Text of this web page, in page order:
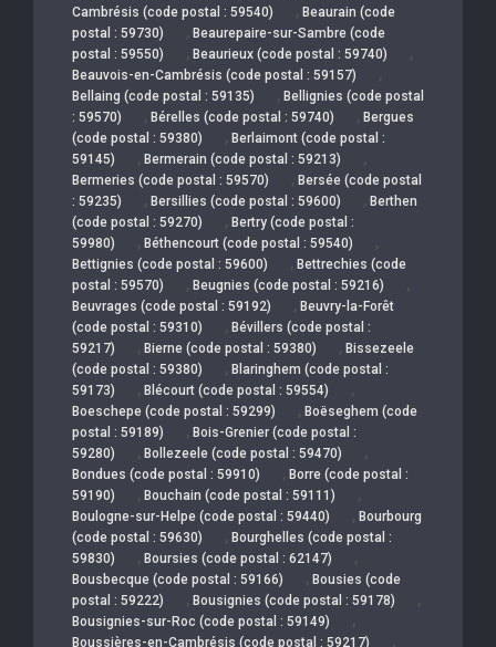
Cambrésis (code postal : 59540)
, Beaurain (code
postal : 59730)
, Beaurepaire-sur-Sambre (code
postal : 59550)
, Beaurieux (code postal : 59740) ,
Beauvois-en-Cambrésis (code postal : 59157) ,
Bellaing (code postal : 59135) , Bellignies (code postal
: 59570)
, Bérelles (code postal : 59740) , Bergues
(code postal : 59380)
, Berlaimont (code postal :
59145)
, Bermerain (code postal : 59213) ,
Bermeries (code postal : 59570) , Bersée (code postal
: 59235)
, Bersillies (code postal : 59600) , Berthen
(code postal : 59270)
, Bertry (code postal :
59980)
, Béthencourt (code postal : 59540) ,
Bettignies (code postal : 59600) , Bettrechies (code
postal : 59570)
, Beugnies (code postal : 59216) ,
Beuvrages (code postal : 59192) , Beuvry-la-Forêt
(code postal : 59310)
, Bévillers (code postal :
59217)
, Bierne (code postal : 59380) , Bissezeele
(code postal : 59380)
, Blaringhem (code postal :
59173)
, Blécourt (code postal : 59554) ,
Boeschepe (code postal : 59299) , Boëseghem (code
postal : 59189)
, Bois-Grenier (code postal :
59280)
, Bollezeele (code postal : 59470) ,
Bondues (code postal : 59910) , Borre (code postal :
59190)
, Bouchain (code postal : 59111) ,
Boulogne-sur-Helpe (code postal : 59440) , Bourbourg
(code postal : 59630)
, Bourghelles (code postal :
59830)
, Boursies (code postal : 62147) ,
Bousbecque (code postal : 59166) , Bousies (code
postal : 59222)
, Bousignies (code postal : 59178) ,
Bousignies-sur-Roc (code postal : 59149) ,
Boussières-en-Cambrésis (code postal : 59217) ,